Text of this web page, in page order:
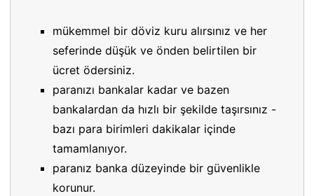
mükemmel bir döviz kuru alırsınız ve her
seferinde düşük ve önden belirtilen bir
ücret ödersiniz.
paranızı bankalar kadar ve bazen
bankalardan da hızlı bir şekilde taşırsınız -
bazı para birimleri dakikalar içinde
tamamlanıyor.
paranız banka düzeyinde bir güvenlikle
korunur.